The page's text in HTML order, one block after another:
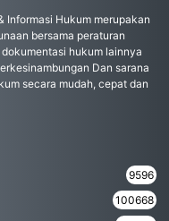
Informasi Hukum merupakan
bersama peraturan
hukum lainnya
Dan sarana
secara mudah, cepat dan
9596
100668